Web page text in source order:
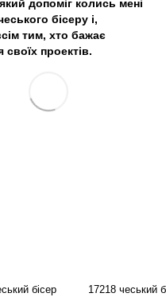
допоміг колись мені
бісеру і,
тим, хто бажає
своїх проектів.
бісер
17218 чеський